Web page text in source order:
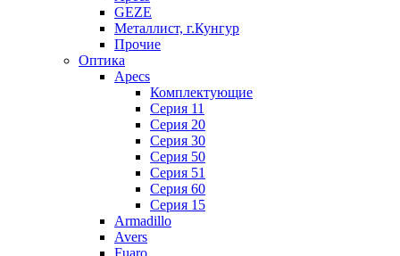
GEZE
Металлист, г.Кунгур
Прочие
Оптика
Apecs
Комплектующие
Серия 11
Серия 20
Серия 30
Серия 50
Серия 51
Серия 60
Серия 15
Armadillo
Avers
Fuaro